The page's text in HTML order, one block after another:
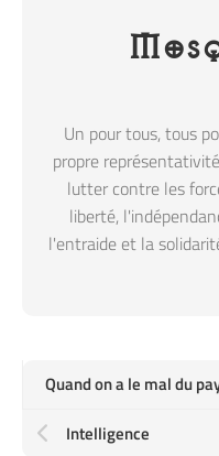
Un pour tous, tous
propre
lutter contre les
liberté,
l'entraide et la
Intelligence